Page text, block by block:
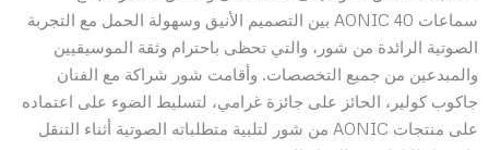
سماعات AONIC 40 بين التصميم الأنيق وسهولة الحمل مع التجربة
الصوتية الرائدة من شور، والتي تحظى باحترام وثقة الموسيقيين
والمبدعين من جميع التخصصات. وأقامت شور شراكة مع الفنان
جاكوب كولير، الحائز على جائزة غرامي، لتسليط الضوء على اعتماده
على منتجات AONIC من شور لتلبية متطلباته الصوتية أثناء التنقل